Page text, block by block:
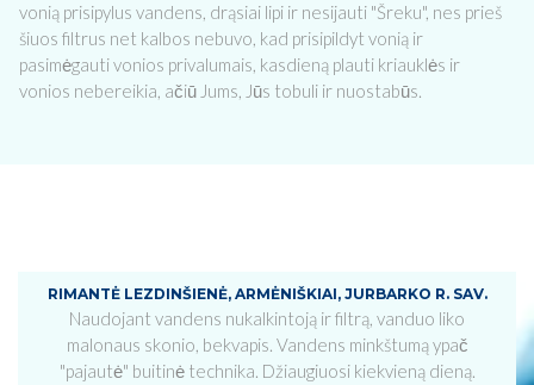
vonią prisipylus vandens, drąsiai lipi ir nesijauti "Šreku", nes prieš
šiuos filtrus net kalbos nebuvo, kad prisipildyt vonią ir
pasimėgauti vonios privalumais, kasdieną plauti kriauklės ir
vonios nebereikia, ačiū Jums, Jūs tobuli ir nuostabūs.
RIMANTĖ LEZDINŠIENĖ, ARMĖNIŠKIAI, JURBARKO R. SAV.
Naudojant vandens nukalkintoją ir filtrą, vanduo liko
malonaus skonio, bekvapis. Vandens minkštumą ypač
"pajautė" buitinė technika. Džiaugiuosi kiekvieną dieną.